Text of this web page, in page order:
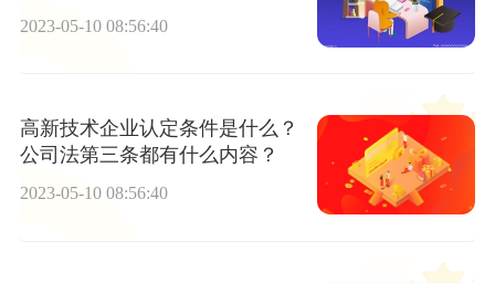
2023-05-10 08:56:40
高新技术企业认定条件是什么？
公司法第三条都有什么内容？
2023-05-10 08:56:40